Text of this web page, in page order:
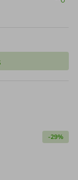
-29%